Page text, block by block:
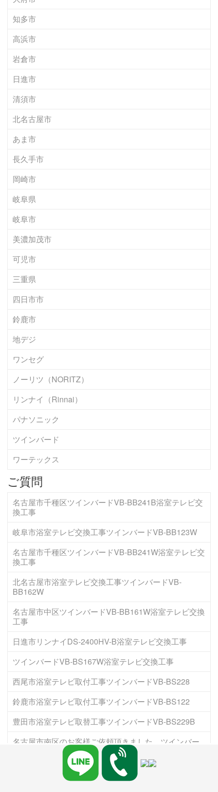
知多市
高浜市
岩倉市
日進市
清須市
北名古屋市
あま市
長久手市
岡崎市
岐阜県
岐阜市
美濃加茂市
可児市
三重県
四日市市
鈴鹿市
地デジ
ワンセグ
ノーリツ（NORITZ）
リンナイ（Rinnai）
パナソニック
ツインバード
ワーテックス
ご質問
名古屋市千種区ツインバードVB-BB241B浴室テレビ交
換工事
岐阜市浴室テレビ交換工事ツインバードVB-BB123W
名古屋市千種区ツインバードVB-BB241W浴室テレビ交
換工事
北名古屋市浴室テレビ交換工事ツインバードVB-
BB162W
名古屋市中区ツインバードVB-BB161W浴室テレビ交換
工事
日進市リンナイDS-2400HV-B浴室テレビ交換工事
ツインバードVB-BS167W浴室テレビ交換工事
西尾市浴室テレビ取付工事ツインバードVB-BS228
鈴鹿市浴室テレビ取付工事ツインバードVB-BS122
豊田市浴室テレビ取替工事ツインバードVB-BS229B
名古屋市南区のお客様ご依頼頂きました ツインバー
ド浴室テレビ新設工事
名古屋市守山区浴室テレビ取替工事リンナイDS-